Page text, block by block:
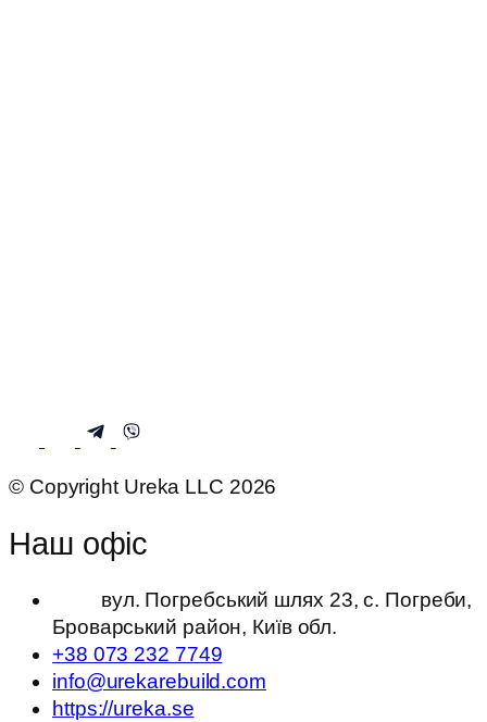
© Copyright Ureka LLC 2026
Наш офіс
вул. Погребський шлях 23, с. Погреби,
Броварський район, Київ обл.
+38 073 232 7749
info@urekarebuild.com
https://ureka.se